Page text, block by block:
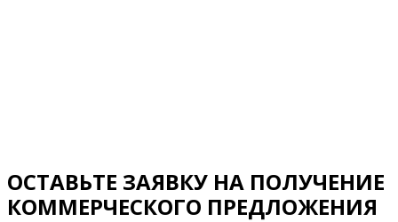
ОСТАВЬТЕ ЗАЯВКУ НА ПОЛУЧЕНИЕ
КОММЕРЧЕСКОГО ПРЕДЛОЖЕНИЯ